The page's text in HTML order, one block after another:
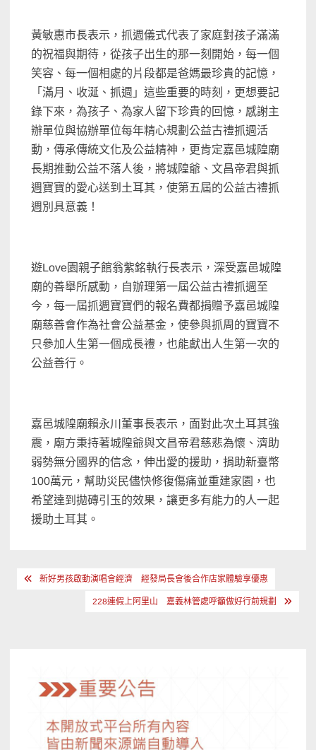
黃敏惠市長表示，抓週儀式代表了家庭對孩子滿滿
的祝福與期待，從孩子出生的那一刻開始，每一個
笑容、每一個相處的片段都是爸媽最珍貴的記憶，
「滿月、收涎、抓週」這些重要的時刻，更想要記
錄下來，為孩子、為家人留下珍貴的回憶，感謝主
辦單位與協辦單位每年精心規劃公益古禮抓週活
動，傳承傳統文化及公益精神，更肯定嘉邑城隍廟
長期推動公益不落人後，將城隍爺、文昌帝君與抓
週寶寶的愛心送到土耳其，使第五屆的公益古禮抓
週別具意義！
遊Love園親子館翁紫銘執行長表示，深受嘉邑城隍
廟的善舉所感動，自辦理第一屆公益古禮抓週至
今，每一屆抓週寶寶們的報名費都捐贈予嘉邑城隍
廟慈善會作為社會公益基金，使參與抓周的寶寶不
只參加人生第一個成長禮，也能獻出人生第一次的
公益善行。
嘉邑城隍廟賴永川董事長表示，面對此次土耳其強
震，廟方秉持著城隍爺與文昌帝君慈悲為懷、濟助
弱勢無分國界的信念，伸出愛的援助，捐助新臺幣
100萬元，幫助災民儘快修復傷痛並重建家園，也
希望達到拋磚引玉的效果，讓更多有能力的人一起
援助土耳其。
文 新好男孩啟動演唱會經濟 經發局長會後合作店家體驗享優惠
228連假上阿里山 嘉義林管處呼籲做好行前規劃